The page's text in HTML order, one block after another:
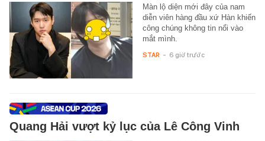
Màn lộ diện mới đây của nam
diễn viên hàng đầu xứ Hàn khiến
công chúng không tin nổi vào
mắt mình.
STAR - 6 giờ trước
Quang Hải vượt kỷ lục của Lê Công Vinh